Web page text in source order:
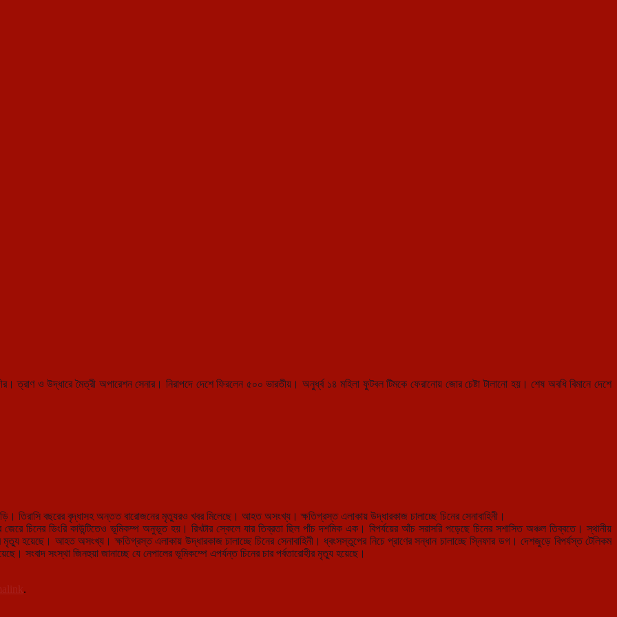
portal in Tripura.
ত্রাণ ও উদ্ধারে মৈত্রী অপারেশন সেনার। নিরাপদে দেশে ফিরলেন ৫০০ ভারতীয়। অনুর্ধ্ব ১৪ মহিলা ফুটবল টিমকে ফেরানোয় জোর চেষ্টা টালানো হয়। শেষ অবধি বিমানে দেশে
তিরাসি বছরের বৃদ্ধাসহ অন্তত বারোজনের মৃত্যুরও খবর মিলেছে। আহত অসংখ্য। ক্ষতিগ্রস্ত এলাকায় উদ্ধারকাজ চালাচ্ছে চিনের সেনাবাহিনী।
চিনের ডিংরি কাউন্টিতেও ভূমিকম্প অনুভূত হয়। রিখটার স্কেলে যার তিব্রতা ছিল পাঁচ দশমিক এক। বিপর্যয়ের আঁচ সরাসরি পড়েছে চিনের সশাসিত অঞ্চল তিব্বতে। স্থানীয়
মৃত্যু হয়েছে। আহত অসংখ্য। ক্ষতিগ্রস্ত এলাকায় উদ্ধারকাজ চালাচ্ছে চিনের সেনাবাহিনী। ধ্বংসস্তুপের নিচে প্রাণের সন্ধান চালাচ্ছে স্নিফার ডগ। দেশজুড়ে বিপর্যস্ত টেলিকম
সংবাদ সংস্থা জিনহুয়া জানাচ্ছে যে নেপালের ভূমিকম্পে এপর্যন্ত চিনের চার পর্বতারোহীর মৃত্যু হয়েছে।
.